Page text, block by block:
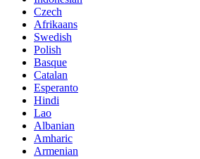
Czech
Afrikaans
Swedish
Polish
Basque
Catalan
Esperanto
Hindi
Lao
Albanian
Amharic
Armenian